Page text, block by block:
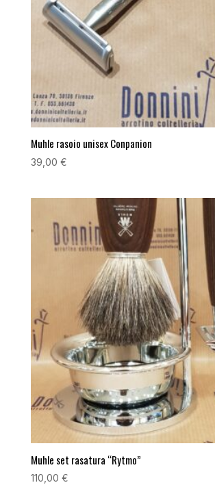
Muhle rasoio unisex Conpanion
39,00 €
Muhle set rasatura “Rytmo”
110,00 €